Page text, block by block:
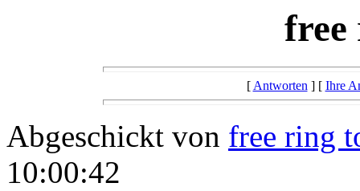
free
[Antworten] [ Ihre
Abgeschickt von free ring
10:00:42